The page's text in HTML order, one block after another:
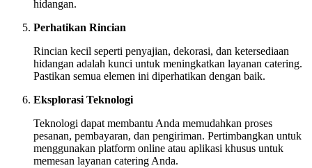
hidangan.
Perhatikan Rincian
Rincian kecil seperti penyajian, dekorasi, dan ketersediaan
hidangan adalah kunci untuk meningkatkan layanan catering.
Pastikan semua elemen ini diperhatikan dengan baik.
Eksplorasi Teknologi
Teknologi dapat membantu Anda memudahkan proses
pesanan, pembayaran, dan pengiriman. Pertimbangkan untuk
menggunakan platform online atau aplikasi khusus untuk
memesan layanan catering Anda.